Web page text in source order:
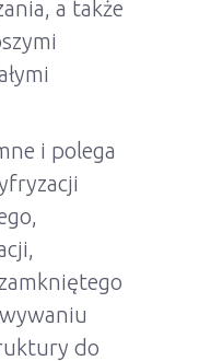
a także
i polega
do